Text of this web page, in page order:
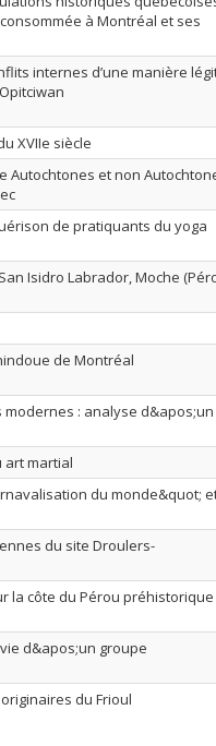
à Montréal et ses
internes d’une manière
XVIIe siècle
Autochtones et non
de pratiquants du yoga
Isidro Labrador, Moche
de Montréal
: analyse d&apos;un
art martial
du monde&quot;
du site Droulers-
la côte du Pérou préhistorique
d&apos;un groupe
du Frioul